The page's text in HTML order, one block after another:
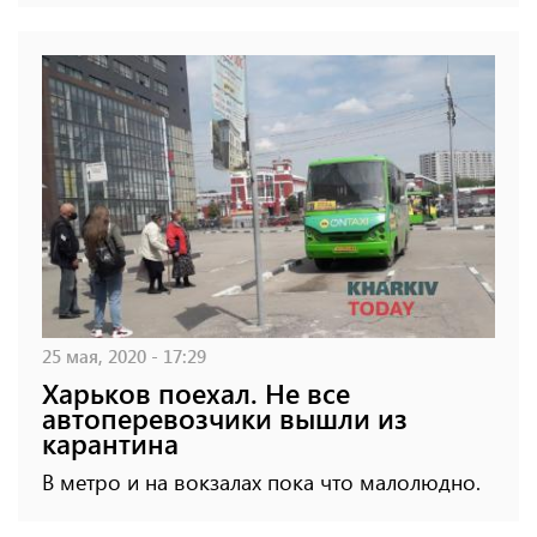
25 мая, 2020 - 17:29
Харьков поехал. Не все
автоперевозчики вышли из
карантина
В метро и на вокзалах пока что малолюдно.